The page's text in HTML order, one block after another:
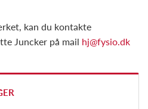
kan du kontakte
Juncker på mail hj@fysio.dk